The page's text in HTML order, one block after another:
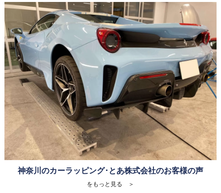
神奈川のカーラッピング･とあ株式会社のお客様の声
をもっと見る ＞